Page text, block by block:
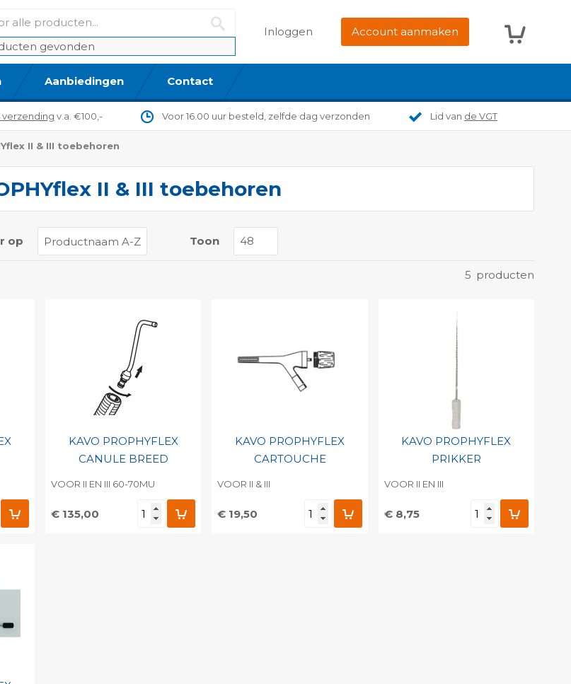
gevonden
Inloggen Account aanmaken
Aanbiedingen Contact
verzending v.a. €100,- Voor 16.00 uur besteld, zelfde dag verzonden Lid van de VGT
II & III toebehoren
II & III toebehoren
5 producten
Toon
op
KAVO PROPHYFLEX
CANULE BREED
VOOR II EN III 60-70MU
€ 135,00
KAVO PROPHYFLEX
CARTOUCHE
VOOR II & III
€ 19,50
KAVO PROPHYFLEX
PRIKKER
VOOR II EN III
€ 8,75